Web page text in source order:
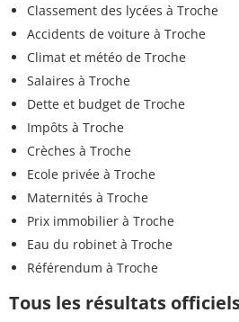
Classement des lycées à Troche
Accidents de voiture à Troche
Climat et météo de Troche
Salaires à Troche
Dette et budget de Troche
Impôts à Troche
Crèches à Troche
Ecole privée à Troche
Maternités à Troche
Prix immobilier à Troche
Eau du robinet à Troche
Référendum à Troche
Tous les résultats